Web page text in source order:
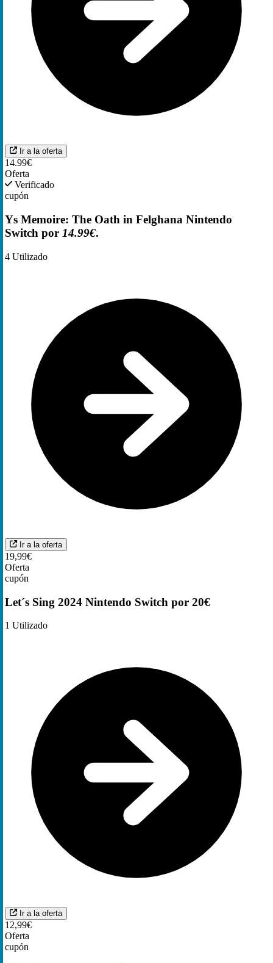
Ir a la oferta
14.99€
Oferta
Verificado
cupón
Ys Memoire: The Oath in Felghana Nintendo
Switch por 14.99€.
4 Utilizado
Ir a la oferta
19,99€
Oferta
cupón
Let´s Sing 2024 Nintendo Switch por 20€
1 Utilizado
Ir a la oferta
12,99€
Oferta
cupón